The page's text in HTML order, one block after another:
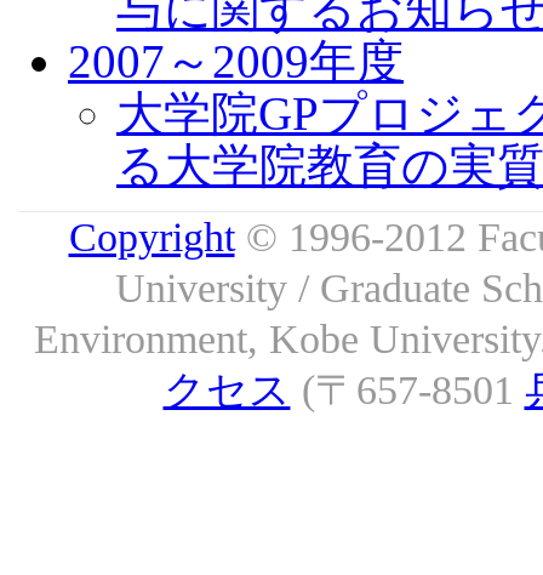
2007～2009年度
大学院GPプロジェ
る大学院教育の実
Copyright© 1996-2012
University / Graduate
Environment, Kobe
クセス (〒657-8501